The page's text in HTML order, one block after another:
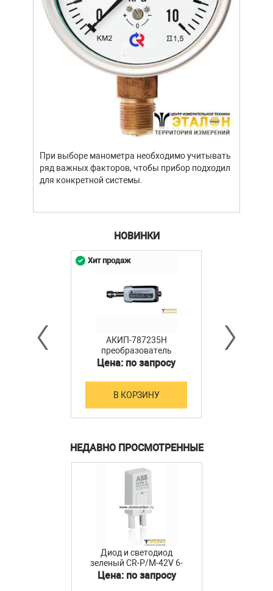
При выборе манометра необходимо учитывать
ряд важных факторов, чтобы прибор подходил
для конкретной системы.
НОВИНКИ
АКИП-787235H
преобразователь
мощности
Цена: по запросу
В КОРЗИНУ
Хит продаж
НЕДАВНО ПРОСМОТРЕННЫЕ
Диод и светодиод
зеленый CR-P/M-42V 6-
24B DC для реле CR-P, CR-
Цена: по запросу